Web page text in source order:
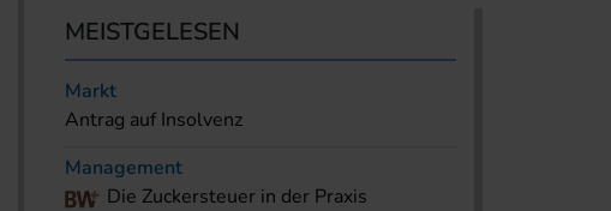
MEISTGELESEN
Markt
Antrag auf Insolvenz
Management
Die Zuckersteuer in der Praxis